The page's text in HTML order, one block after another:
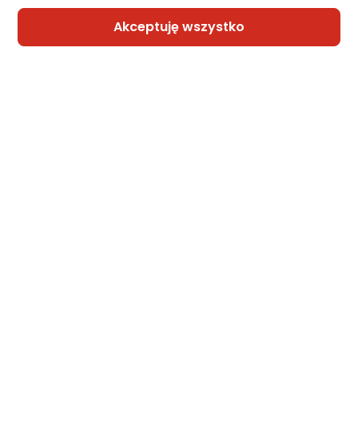
Akceptuję wszystko